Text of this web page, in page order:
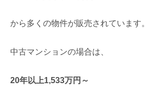
から多くの物件が販売されています。
中古マンションの場合は、
20年以上1,533万円～